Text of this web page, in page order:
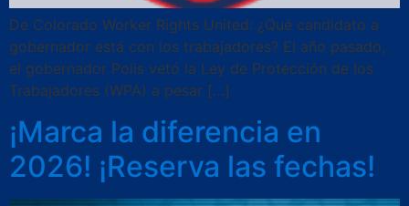
De Colorado Worker Rights United: ¿Qué candidato a
gobernador está con los trabajadores? El año pasado,
el gobernador Polis vetó la Ley de Protección de los
Trabajadores (WPA) a pesar […]
¡Marca la diferencia en
2026! ¡Reserva las fechas!